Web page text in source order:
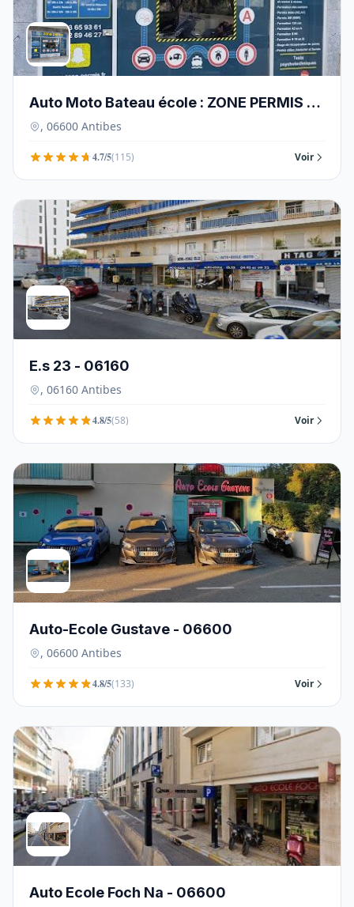
Auto Moto Bateau école : ZONE PERMIS -
06600
, 06600 Antibes
4.7/5(115) Voir
E.s 23 - 06160
, 06160 Antibes
4.8/5(58) Voir
Auto-Ecole Gustave - 06600
, 06600 Antibes
4.8/5(133) Voir
Auto Ecole Foch Na - 06600